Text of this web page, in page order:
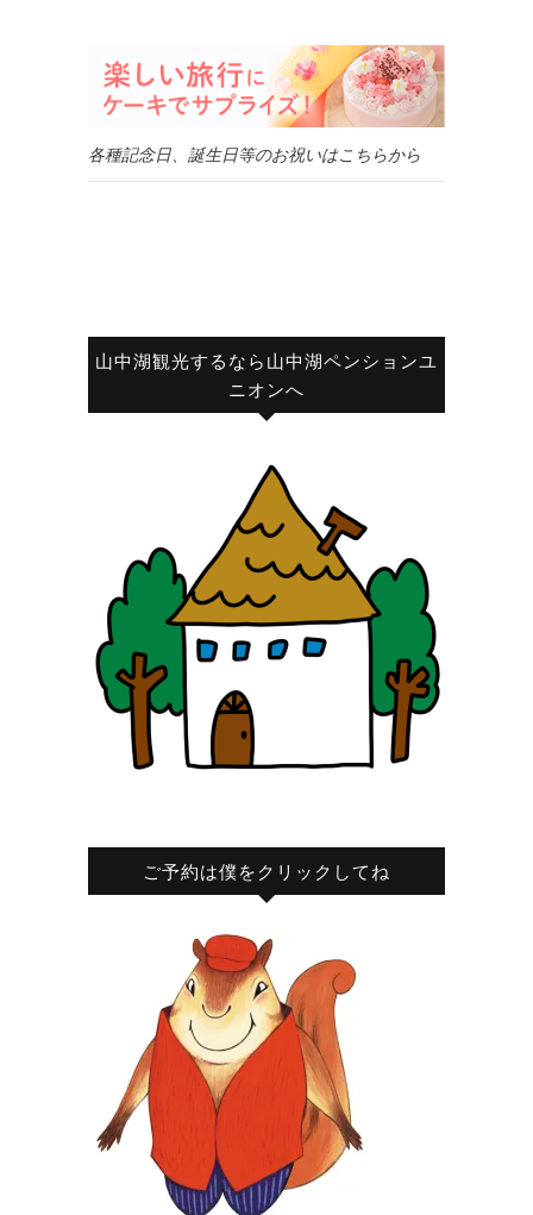
各種記念日、誕生日等のお祝いはこちらから
山中湖観光するなら山中湖ペンションユ
ニオンへ
ご予約は僕をクリックしてね